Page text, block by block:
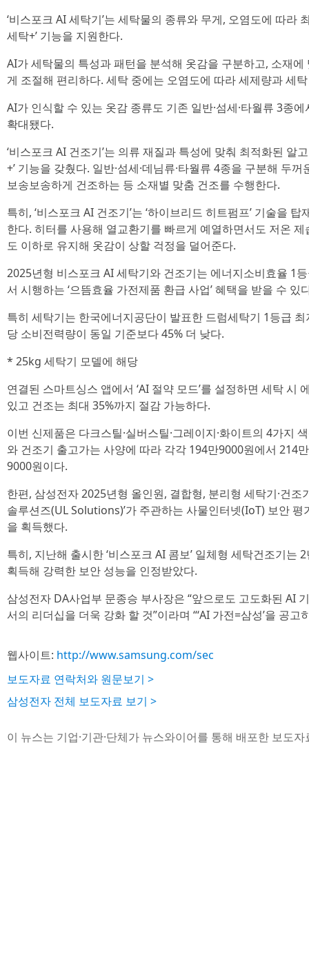
‘비스포크 AI 세탁기’는 세탁물의 종류와 무게, 오염도에 따라
세탁+’ 기능을 지원한다.
AI가 세탁물의 특성과 패턴을 분석해 옷감을 구분하고, 소재
게 조절해 편리하다. 세탁 중에는 오염도에 따라 세제량과 세
AI가 인식할 수 있는 옷감 종류도 기존 일반·섬세·타월류 3종
확대됐다.
‘비스포크 AI 건조기’는 의류 재질과 특성에 맞춰 최적화된 알
+’ 기능을 갖췄다. 일반·섬세·데님류·타월류 4종을 구분해 두
보송보송하게 건조하는 등 소재별 맞춤 건조를 수행한다.
특히, ‘비스포크 AI 건조기’는 ‘하이브리드 히트펌프’ 기술을
한다. 히터를 사용해 열교환기를 빠르게 예열하면서도 저온
도 이하로 유지해 옷감이 상할 걱정을 덜어준다.
2025년형 비스포크 AI 세탁기와 건조기는 에너지소비효율 1
서 시행하는 ‘으뜸효율 가전제품 환급 사업’ 혜택을 받을 수 있
특히 세탁기는 한국에너지공단이 발표한 드럼세탁기 1등급
당 소비전력량이 동일 기준보다 45% 더 낮다.
* 25kg 세탁기 모델에 해당
연결된 스마트싱스 앱에서 ‘AI 절약 모드’를 설정하면 세탁 시
있고 건조는 최대 35%까지 절감 가능하다.
이번 신제품은 다크스틸·실버스틸·그레이지·화이트의 4가지
와 건조기 출고가는 사양에 따라 각각 194만9000원에서 214
9000원이다.
한편, 삼성전자 2025년형 올인원, 결합형, 분리형 세탁기·건조
솔루션즈(UL Solutions)’가 주관하는 사물인터넷(IoT) 보안 평
을 획득했다.
특히, 지난해 출시한 ‘비스포크 AI 콤보’ 일체형 세탁건조기는
획득해 강력한 보안 성능을 인정받았다.
삼성전자 DA사업부 문종승 부사장은 “앞으로도 고도화된 AI
서의 리더십을 더욱 강화 할 것”이라며 “‘AI 가전=삼성’을 공고
웹사이트: http://www.samsung.com/sec
보도자료 연락처와 원문보기 >
삼성전자 전체 보도자료 보기 >
이 뉴스는 기업·기관·단체가 뉴스와이어를 통해 배포한 보도